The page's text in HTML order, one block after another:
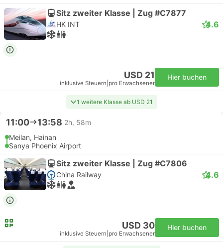
Sitz zweiter Klasse | Zug #C7877
HK INT 4.6
USD 21
inklusive Steuern pro Erwachsener
Hier buchen
1 weitere Klasse ab USD 21
11:00 13:58 2h, 58m
Meilan, Hainan
Sanya Phoenix Airport
Sitz zweiter Klasse | Zug #C7806
China Railway 4.6
USD 30
inklusive Steuern pro Erwachsener
Hier buchen